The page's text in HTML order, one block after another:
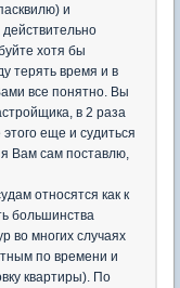
и
хотя бы
терять время и в
все понятно. Вы
в 2 раза
еще и судиться
Вам сам поставлю,
относятся как к
большинства
во многих случаях
по времени и
квартиры). По